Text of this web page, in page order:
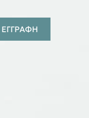
ΕΓΓΡΑΦΗ